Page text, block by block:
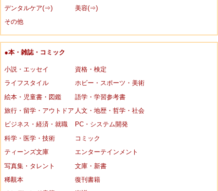
デンタルケア(⇒)
美容(⇒)
その他
●本・雑誌・コミック
小説・エッセイ
資格・検定
ライフスタイル
ホビー・スポーツ・美術
絵本・児童書・図鑑
語学・学習参考書
旅行・留学・アウトドア 人文・地歴・哲学・社会
ビジネス・経済・就職
PC・システム開発
科学・医学・技術
コミック
ティーンズ文庫
エンターテインメント
写真集・タレント
文庫・新書
稀覯本
復刊書籍